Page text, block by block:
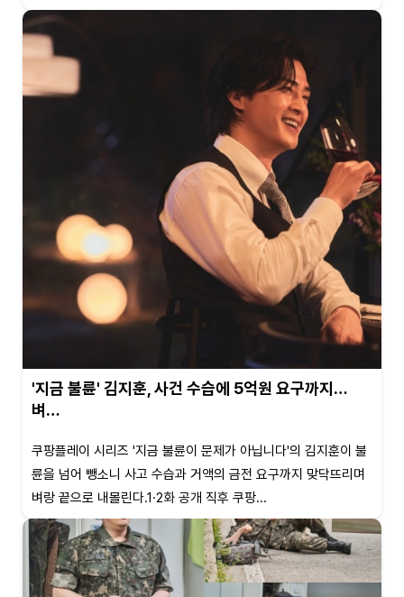
'지금 불륜' 김지훈, 사건 수습에 5억원 요구까지…
벼…
쿠팡플레이 시리즈 '지금 불륜이 문제가 아닙니다'의 김지훈이 불
륜을 넘어 뺑소니 사고 수습과 거액의 금전 요구까지 맞닥뜨리며
벼랑 끝으로 내몰린다.1·2화 공개 직후 쿠팡...